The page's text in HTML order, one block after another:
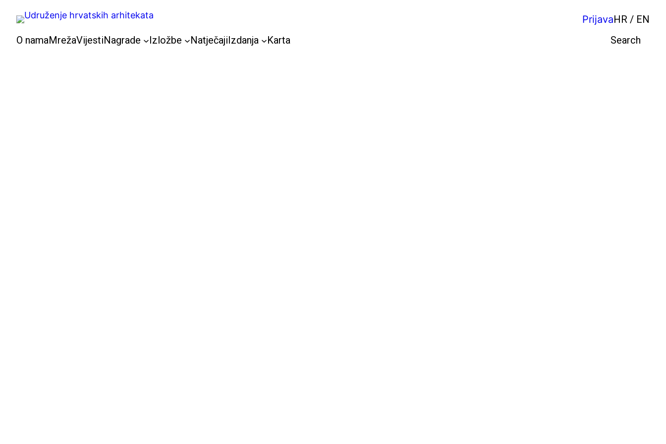
Skoči
sadržaja
PrijavaHR / EN
O namaMrežaVijestiNagrade Izložbe NatječajiIzdanja Karta